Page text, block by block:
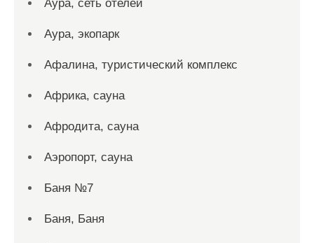
Аура, сеть отелей
Аура, экопарк
Афалина, туристический комплекс
Африка, сауна
Афродита, сауна
Аэропорт, сауна
Баня №7
Баня, Баня